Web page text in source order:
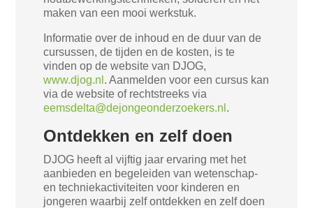
maken van een mooi werkstuk.
Informatie over de inhoud en de duur van de
cursussen, de tijden en de kosten, is te
vinden op de website van DJOG,
www.djog.nl . Aanmelden voor een cursus kan
via de website of rechtstreeks via
eemsdelta@dejongeonderzoekers.nl .
Ontdekken en zelf doen
DJOG heeft al vijftig jaar ervaring met het
aanbieden en begeleiden van wetenschap-
en techniekactiviteiten voor kinderen en
jongeren waarbij zelf ontdekken en zelf doen